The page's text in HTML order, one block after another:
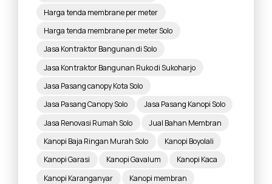
Harga tenda membrane per meter
Harga tenda membrane per meter Solo
Jasa Kontraktor Bangunan di Solo
Jasa Kontraktor Bangunan Ruko di Sukoharjo
Jasa Pasang canopy Kota Solo
Jasa Pasang Canopy Solo
Jasa Pasang Kanopi Solo
Jasa Renovasi Rumah Solo
Jual Bahan Membran
Kanopi Baja Ringan Murah Solo
Kanopi Boyolali
Kanopi Garasi
Kanopi Gavalum
Kanopi Kaca
Kanopi Karanganyar
Kanopi membran